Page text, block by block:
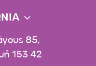
85,
153 42